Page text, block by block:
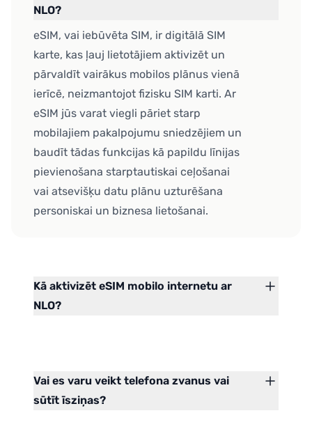
NLO?
eSIM, vai iebūvēta SIM, ir digitālā SIM
karte, kas ļauj lietotājiem aktivizēt un
pārvaldīt vairākus mobilos plānus vienā
ierīcē, neizmantojot fizisku SIM karti. Ar
eSIM jūs varat viegli pāriet starp
mobilajiem pakalpojumu sniedzējiem un
baudīt tādas funkcijas kā papildu līnijas
pievienošana starptautiskai ceļošanai
vai atsevišķu datu plānu uzturēšana
personiskai un biznesa lietošanai.
Kā aktivizēt eSIM mobilo internetu ar
NLO?
Vai es varu veikt telefona zvanus vai
sūtīt īsziņas?